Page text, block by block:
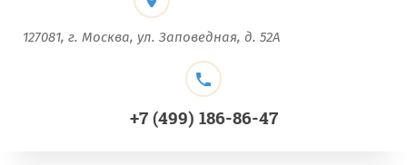
+7 (499) 186-86-47
127081, г. Москва, ул. Заповедная, д. 52А